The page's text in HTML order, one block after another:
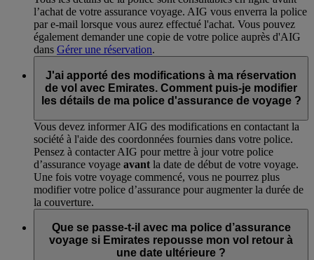
l’achat de votre assurance voyage. AIG vous enverra la police
par e-mail lorsque vous aurez effectué l'achat. Vous pouvez
également demander une copie de votre police auprès d'AIG
dans Gérer une réservation.
J'ai apporté des modifications à ma réservation
de vol avec Emirates. Comment puis-je modifier
les détails de ma police d'assurance de voyage ?
Vous devez informer AIG des modifications en contactant la
société à l'aide des coordonnées fournies dans votre police.
Pensez à contacter AIG pour mettre à jour votre police
d’assurance voyage avant la date de début de votre voyage.
Une fois votre voyage commencé, vous ne pourrez plus
modifier votre police d’assurance pour augmenter la durée de
la couverture.
Que se passe-t-il avec ma police d’assurance
voyage si Emirates repousse mon vol retour à
une date ultérieure ?